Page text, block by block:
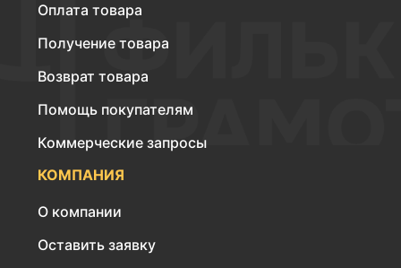
Оплата товара
Получение товара
Возврат товара
Помощь покупателям
Коммерческие запросы
КОМПАНИЯ
О компании
Оставить заявку